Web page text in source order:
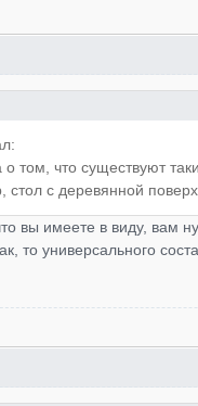
том, что существуют
стол с деревянной
вы имеете в виду, вам
то универсального